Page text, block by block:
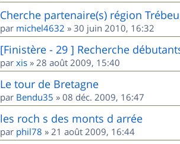
Cherche partenaire(s) région
par michel4632 » 30 juin 2010, 16:32
[Finistère - 29 ] Recherche
par xis » 28 août 2009, 15:40
Le tour de Bretagne
par Bendu35 » 08 déc. 2009, 16:47
les roch s des monts d arrée
par phil78 » 21 août 2009, 16:44